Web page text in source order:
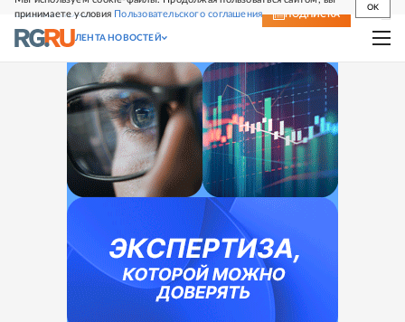
принимаете условия Пользовательского соглашения
OK
СВЕЖИЙ НОМЕР ПОДПИСКА
ЛЕНТА НОВОСТЕЙ